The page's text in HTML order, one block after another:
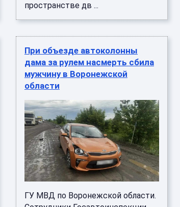
пространстве дв ...
При объезде автоколонны
дама за рулем насмерть сбила
мужчину в Воронежской
области
ГУ МВД по Воронежской области.